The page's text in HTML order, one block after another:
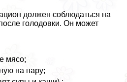
должен соблюдаться на
голодовки. Он может
мясо;
на пару;